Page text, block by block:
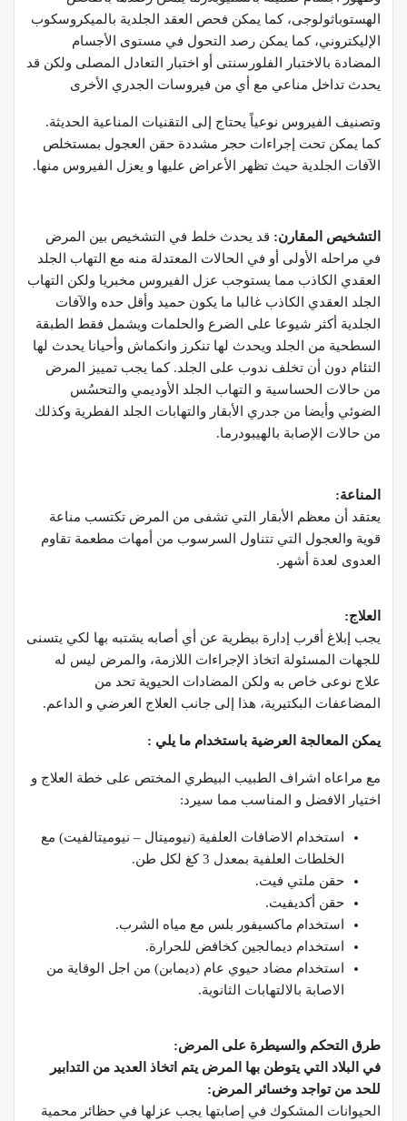
الهستوباثولوجى، كما يمكن فحص العقد الجلدية بالميكروسكوب
الإليكتروني، كما يمكن رصد التحول في مستوى الأجسام
المضادة بالاختبار الفلورسنتى أو اختبار التعادل المصلى ولكن قد
يحدث تداخل مناعي مع أي من فيروسات الجدري الأخرى
وتصنيف الفيروس نوعياً يحتاج إلى التقنيات المناعية الحديثة.
كما يمكن تحت إجراءات حجر مشددة حقن العجول بمستخلص
الآفات الجلدية حيث تظهر الأعراض عليها و يعزل الفيروس منها.
التشخيص المقارن: قد يحدث خلط في التشخيص بين المرض
في مراحله الأولى أو في الحالات المعتدلة منه مع التهاب الجلد
العقدي الكاذب مما يستوجب عزل الفيروس مخبريا ولكن التهاب
الجلد العقدي الكاذب غالبا ما يكون حميد وأقل حده والآفات
الجلدية أكثر شيوعا على الضرع والحلمات ويشمل فقط الطبقة
السطحية من الجلد ويحدث لها تنكرز وانكماش وأحيانا يحدث لها
التئام دون أن تخلف ندوب على الجلد. كما يجب تمييز المرض
من حالات الحساسية و التهاب الجلد الأوديمي والتحسُس
الضوئي وأيضا من جدري الأبقار والتهابات الجلد الفطرية وكذلك
من حالات الإصابة بالهيبودرما.
المناعة:
يعتقد أن معظم الأبقار التي تشفى من المرض تكتسب مناعة
قوية والعجول التي تتناول السرسوب من أمهات مطعمة تقاوم
العدوى لعدة أشهر.
العلاج:
يجب إبلاغ أقرب إدارة بيطرية عن أي أصابه يشتبه بها لكي يتسنى
للجهات المسئولة اتخاذ الإجراءات اللازمة، والمرض ليس له
علاج نوعى خاص به ولكن المضادات الحيوية تحد من
المضاعفات البكتيرية، هذا إلى جانب العلاج العرضي و الداعم.
يمكن المعالجة العرضية باستخدام ما يلي :
مع مراعاه اشراف الطبيب البيطري المختص على خطة العلاج و
اختيار الافضل و المناسب مما سيرد:
استخدام الاضافات العلفية (نيوميتال – نيوميتالفيت) مع
الخلطات العلفية بمعدل 3 كغ لكل طن.
حقن ملتي فيت.
حقن أكديفيت.
استخدام ماكسيفور بلس مع مياه الشرب.
استخدام ديمالجين كخافض للحرارة.
استخدام مضاد حيوي عام (ديمابن) من اجل الوقاية من
الاصابة بالالتهابات الثانوية.
طرق التحكم والسيطرة على المرض:
في البلاد التي يتوطن بها المرض يتم اتخاذ العديد من التدابير
للحد من تواجد وخسائر المرض:
الحيوانات المشكوك في إصابتها يجب عزلها في حظائر محمية